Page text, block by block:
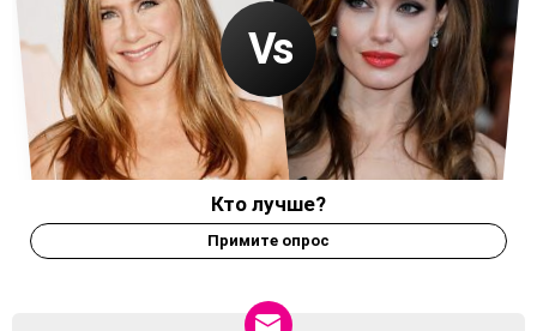
Кто лучше?
Примите опрос